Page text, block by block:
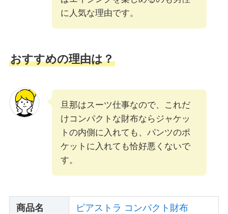
に人気な理由です。
おすすめの理由は？
旦那はスーツ仕事なので、これだ
けコンパクトな財布ならジャケッ
トの内側に入れても、パンツのポ
ケットに入れても恰好悪くないで
す。
商品名 ピアストラ コンパクト財布